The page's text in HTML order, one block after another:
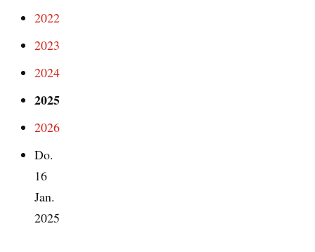
2022
2023
2024
2025
2026
Do.
16
Jan.
2025